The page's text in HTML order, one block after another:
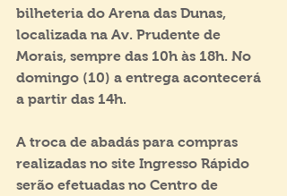
bilheteria do Arena das Dunas,
localizada na Av. Prudente de
Morais, sempre das 10h às 18h. No
domingo (10) a entrega acontecerá
a partir das 14h.
A troca de abadás para compras
realizadas no site Ingresso Rápido
serão efetuadas no Centro de